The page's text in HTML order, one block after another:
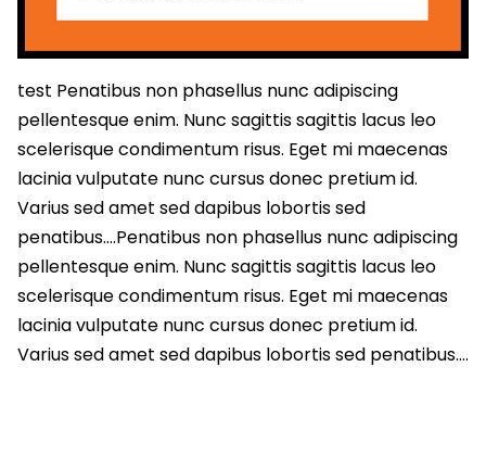
test Penatibus non phasellus nunc adipiscing
pellentesque enim. Nunc sagittis sagittis lacus leo
scelerisque condimentum risus. Eget mi maecenas
lacinia vulputate nunc cursus donec pretium id.
Varius sed amet sed dapibus lobortis sed
penatibus….Penatibus non phasellus nunc adipiscing
pellentesque enim. Nunc sagittis sagittis lacus leo
scelerisque condimentum risus. Eget mi maecenas
lacinia vulputate nunc cursus donec pretium id.
Varius sed amet sed dapibus lobortis sed penatibus….